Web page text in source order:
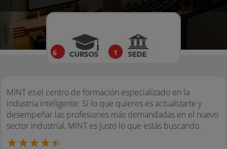
6 1
MINT es el centro de formación especializado en la
industria inteligente. Si lo que quieres es actualizarte y
desempeñar las profesiones más demandadas en el nuevo
sector industrial, MINT es justo lo que estás buscando.